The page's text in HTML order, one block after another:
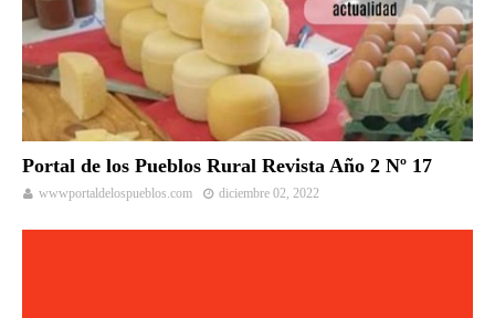
Portal de los Pueblos Rural Revista Año 2 Nº 17
wwwportaldelospueblos.com diciembre 02, 2022